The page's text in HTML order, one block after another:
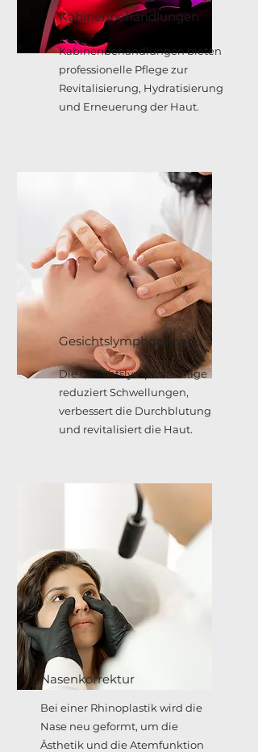
Kabinenbehandlungen
Kabinenbehandlungen bieten
professionelle Pflege zur
Revitalisierung, Hydratisierung
und Erneuerung der Haut.
Gesichtslymphdrainage
Die Gesichtslymphdrainage
reduziert Schwellungen,
verbessert die Durchblutung
und revitalisiert die Haut.
Nasenkorrektur
Bei einer Rhinoplastik wird die
Nase neu geformt, um die
Ästhetik und die Atemfunktion